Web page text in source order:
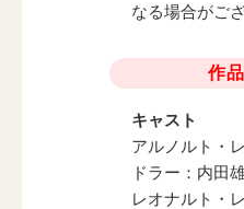
なる場合がご
作
キャスト
アルノルト・
ドラー：内田
レオナルト・